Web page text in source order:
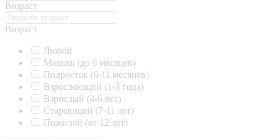
Возраст
Возраст
Любой
Малыш (до 6 месяцев)
Подросток (6-11 месяцев)
Взрослеющий (1-3 года)
Взрослый (4-6 лет)
Стареющий (7-11 лет)
Пожилой (от 12 лет)